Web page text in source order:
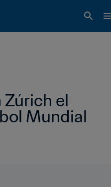
el
Mundial